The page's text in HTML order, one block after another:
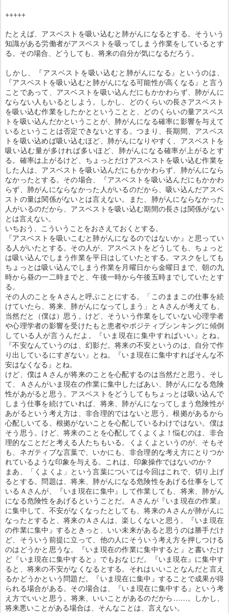
+++++
たとえば、アスベストを吸い込むと肺がんになるとする。そういう
知識がある労働者がアスベストを吸ってしまう作業をしているとす
る。その場合、どうしても、将来の自分が気になるだろう。
しかし、『アスベストを吸い込むと肺がんになる』というのは、
『アスベストを吸い込むと肺がんになる可能性が高くなる』と言う
ことであって、アスベストを吸い込んだにもかかわらず、肺がんに
ならない人もいるとしよう。しかし、どのくらいの長さアスベスト
を吸い込む作業をしたかとということと、どのくらいの量アスベス
トを吸い込んだかということが、肺がんになる確率に影響を与えて
いるということは否定できないとする。つまり、長期間、アスベス
トを吸い込めば吸い込むほど、肺がんになりやすく、アスベストを
吸い込む量が多ければ多いほど、肺がんになる確率が上がるとす
る。確率は上がるけど、ちょっとだけアスベストを吸い込む作業を
した人は、アスベストを吸い込んだにもかかわらず、肺がんになら
なかったとする。その場合、『アスベストを吸い込んだにもかかわ
らず、肺がんにならなかった人がいるのだから、吸い込んだアスベ
ストの量は関係がないとは言えない。また、肺がんにならなかった
人がいるのだから、アスベストを吸い込む期間の長さは関係がない
とは言えない。
いちおう、こういうことをおさえておくとする。
『アスベストを吸いこむと肺がんになるのではないか』と思ってい
る人がいたとする。その人が、アスベストをどうしても、ちょっと
は吸い込んでしまう作業を平日はしていたとする。マスクをしても
ちょっとは吸い込んでしまう作業を月曜日から金曜日まで、朝の九
時から昼の一二時までと、午後一時から午後五時までしていたとす
る。
その人のことをＡさんと呼ぶことにする。「このままこの仕事を続
けていたら、将来、肺がんになってしまう」とＡさんが考えても、
当然だと（僕は）思う。けど、そういう作業をしていない心理学者
や心理学者の影響を受けたもと患者やポジティブシンキングに傾倒
している人が言うんだよ。『いま現在に集中すればいい』とね。
『不安なんていうのは、幻影だ。将来の不安というのは、自分で作
り出しているにすぎない』とね。『いま現在に集中すればそんな不
安はなくなる』とね。
けど、僕はＡさんが将来のことを心配するのは当然だと思う。そし
て、Ａさんがいま現在の作業に集中したばあい、肺がんになる危険
性があがると思う。アスベストをどうしてもちょっとは吸い込んで
しまう仕事を続けていれば、将来、肺がんになってしまう危険性が
あがるという考え方は、非合理的ではないと思う。根拠があるから
心配しいてる。根拠がないことを心配しているわけではない。僕は
そう思う。けど、将来のことを心配してくよくよ！悩むのは、非合
理的なことだと考える人たちもいる。くよくよというのが、そもそ
も、ネガティブな言葉で、いかにも、非合理的な考え方にとりつか
れているような印象を与える。これは、印象操作ではないのか？
まあ、「くよくよ」という言葉については今回はこれで、切り上げ
るとする。問題は、将来、肺がんになる危険性をあげる仕事をして
いるＡさんが、『いま現在に集中』して作業しても、将来、肺がん
になる危険性をあげるということだ。Ａさんが『いま現在の作業』
に集中して、不安がなくなったとしても、将来のＡさんが肺がんに
なったとすると、将来のＡさんは、楽しくないと思う。『いま現在
の作業に集中』するときっと、いい未来があると思うのは勝手だけ
ど、そういう前提に立って、他の人にそういう考え方を押しつける
のはどうかと思うな。『いま現在の作業に集中すると』と書いたけ
ど『いま現在に集中すると』でもおなじだ。『いま現在』に集中す
ると、将来の不安がなくなるとする。それはいいことなんだと言え
るかどうかという問題だ。『いま現在に集中』することで成果が得
られる場合がある。その場合は、『いま現在に集中する』という考
え方でいいと思う。将来、いいことがあるのだから……。しかし、
将来悪いことがある場合は、そんなことは、言えない。